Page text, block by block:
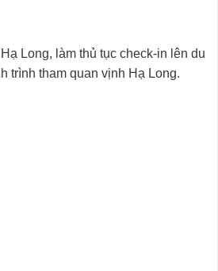
Long, làm thủ tục check-in lên du
trình tham quan vịnh Hạ Long.